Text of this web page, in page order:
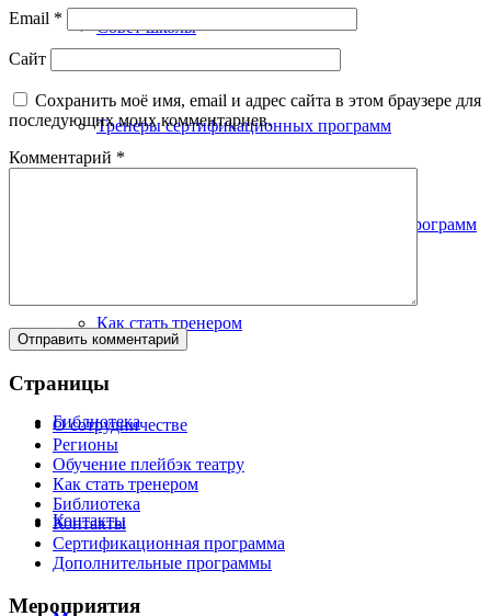
Совет школы
Тренеры сертификационных программ
Тренеры базового курса и тематических программ
Как стать тренером
Библиотека
Контакты
Email *
Сайт
Сохранить моё имя, email и адрес сайта в этом браузере для
последующих моих комментариев.
Комментарий *
Страницы
О сотрудничестве
Регионы
Обучение плейбэк театру
Как стать тренером
Библиотека
Контакты
Сертификационная программа
Дополнительные программы
Мероприятия